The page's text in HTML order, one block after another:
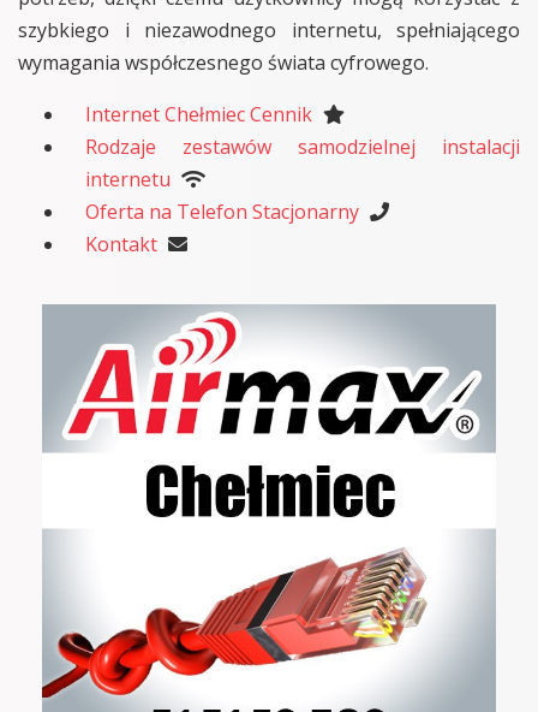
szybkiego i niezawodnego internetu, spełniającego
wymagania współczesnego świata cyfrowego.
Internet Chełmiec Cennik
Rodzaje zestawów samodzielnej instalacji
internetu
Oferta na Telefon Stacjonarny
Kontakt